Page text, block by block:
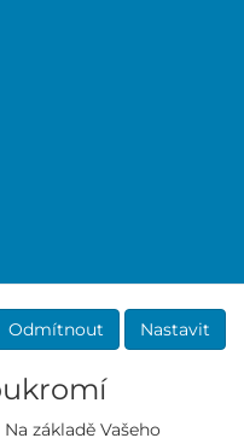
Odmítnout Nastavit
základě Vašeho